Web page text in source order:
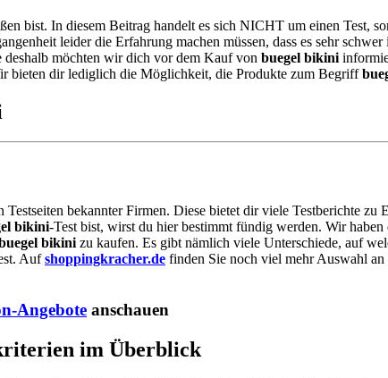
bist. In diesem Beitrag handelt es sich NICHT um einen Test,
leider die Erfahrung machen müssen, dass es sehr schwer
deshalb möchten wir dich vor dem Kauf von buegel bikini
bieten dir lediglich die Möglichkeit, die Produkte zum Begriff
bekannter Firmen. Diese bietet dir viele Testberichte
bikini-Test bist, wirst du hier bestimmt fündig werden. Wir
bikini zu kaufen. Es gibt nämlich viele Unterschiede, auf
Aufshoppingkracher.de finden Sie noch viel mehr Auswahl
Angebote anschauen
im Überblick